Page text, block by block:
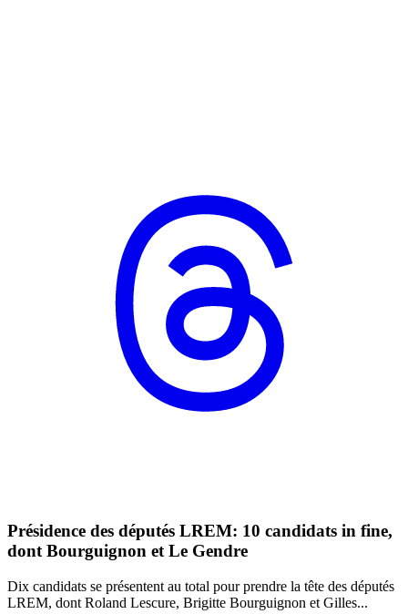
Présidence des députés LREM: 10 candidats in fine,
dont Bourguignon et Le Gendre
Dix candidats se présentent au total pour prendre la tête des députés
LREM, dont Roland Lescure, Brigitte Bourguignon et Gilles...